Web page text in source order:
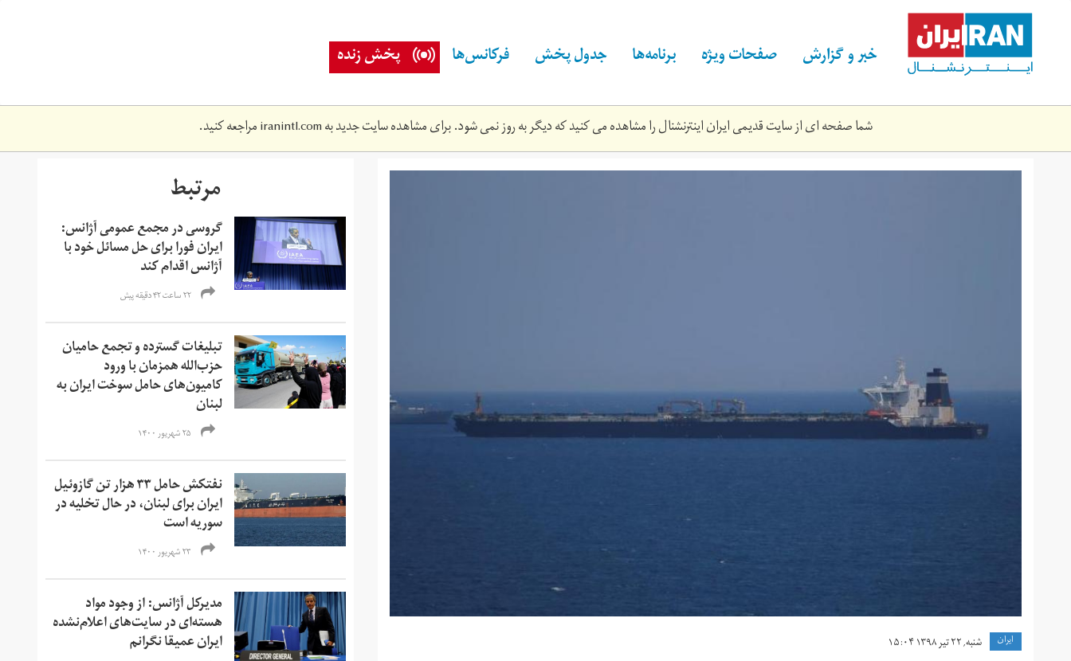
content خبر و گزارش صفحات ویژه برنامه‌ها جدول پخش فرکانس‌ها پخش زنده
شما صفحه ای از سایت قدیمی ایران اینترنشنال را مشاهده می کنید که دیگر به روز نمی شود. برای مشاهده سایت جدید بهiranintl.comمراجعه کنید.
capture.jpg
ايران شنبه, ۲۲ تیر ۱۳۹۸ ۱۵:۰۴
مرتبط
گروسی در مجمع عمومی آژانس:
ایران فورا برای حل مسائل خود با
آژانس اقدام کند
۲۲ ساعت ۴۲ دقیقه پیش
تبلیغات گسترده و تجمع حامیان
حزب‌الله همزمان با ورود
کامیون‌های حامل سوخت ایران به
لبنان
۲۵ شهریور ۱۴۰۰
نفتکش حامل ۳۳ هزار تن گازوئیل
ایران برای لبنان، در حال تخلیه در
سوریه است
۲۳ شهریور ۱۴۰۰
مدیرکل آژانس: از وجود مواد
هسته‌ای در سایت‌های اعلام‌نشده
ایران عمیقا نگرانم